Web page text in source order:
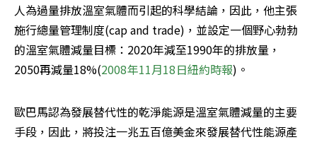
人為過量排放溫室氣體而引起的科學結論，因此，他主張
施行總量管理制度(cap and trade)，並設定一個野心勃勃
的溫室氣體減量目標：2020年減至1990年的排放量，
2050再減量18%(2008年11月18日紐約時報)。
歐巴馬認為發展替代性的乾淨能源是溫室氣體減量的主要
手段，因此，將投注一兆五百億美金來發展替代性能源產